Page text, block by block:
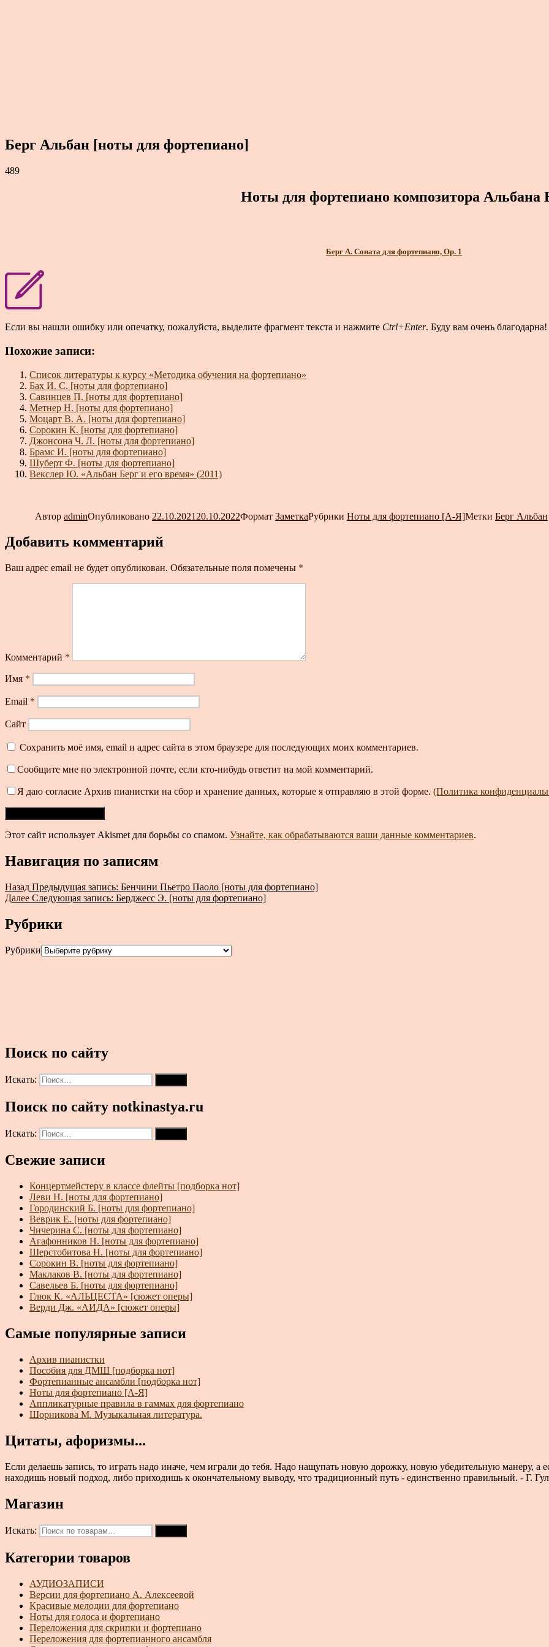
Берг Альбан [ноты для фортепиано]
489
Ноты для фортепиано композитора Альбана
Берг А. Соната для фортепиано, Op. 1
Если вы нашли ошибку или опечатку, пожалуйста, выделите фрагмент текста и нажмите Ctrl+Enter. Буду вам очень благодарна!
Похожие записи:
Список литературы к курсу «Методика обучения на фортепиано»
Бах И. С. [ноты для фортепиано]
Савинцев П. [ноты для фортепиано]
Метнер Н. [ноты для фортепиано]
Моцарт В. А. [ноты для фортепиано]
Сорокин К. [ноты для фортепиано]
Джонсона Ч. Л. [ноты для фортепиано]
Брамс И. [ноты для фортепиано]
Шуберт Ф. [ноты для фортепиано]
Векслер Ю. «Альбан Берг и его время» (2011)
Автор adminОпубликовано 22.10.2021 20.10.2022Формат ЗаметкаРубрики Ноты для фортепиано [А-Я]Метки Берг Альбан
Добавить комментарий
Ваш адрес email не будет опубликован. Обязательные поля помечены *
Комментарий *
Имя *
Email *
Сайт
Сохранить моё имя, email и адрес сайта в этом браузере для последующих моих комментариев.
Сообщите мне по электронной почте, если кто-нибудь ответит на мой комментарий.
Я даю согласие Архив пианистки на сбор и хранение данных, которые я отправляю в этой форме. (Политика
Этот сайт использует Akismet для борьбы со спамом. Узнайте, как обрабатываются ваши данные комментариев.
Навигация по записям
Назад Предыдущая запись: Бенчини Пьетро Паоло [ноты для фортепиано]
Далее Следующая запись: Берджесс Э. [ноты для фортепиано]
Рубрики
Рубрики
Поиск по сайту
Искать:
Поиск по сайту notkinastya.ru
Искать:
Свежие записи
Концертмейстеру в классе флейты [подборка нот]
Леви Н. [ноты для фортепиано]
Городинский Б. [ноты для фортепиано]
Веврик Е. [ноты для фортепиано]
Чичерина С. [ноты для фортепиано]
Агафонников Н. [ноты для фортепиано]
Шерстобитова Н. [ноты для фортепиано]
Сорокин В. [ноты для фортепиано]
Маклаков В. [ноты для фортепиано]
Савельев Б. [ноты для фортепиано]
Глюк К. «АЛЬЦЕСТА» [сюжет оперы]
Верди Дж. «АИДА» [сюжет оперы]
Самые популярные записи
Архив пианистки
Пособия для ДМШ [подборка нот]
Фортепианные ансамбли [подборка нот]
Ноты для фортепиано [А-Я]
Аппликатурные правила в гаммах для фортепиано
Шорникова М. Музыкальная литература.
Цитаты, афоризмы...
Если делаешь запись, то играть надо иначе, чем играли до тебя. Надо нащупать новую дорожку, новую убедительную манеру, а
находишь новый подход, либо приходишь к окончательному выводу, что традиционный путь - единственно правильный. - Г.
Магазин
Искать:
Категории товаров
АУДИОЗАПИСИ
Версии для фортепиано А. Алексеевой
Красивые мелодии для фортепиано
Ноты для голоса и фортепиано
Переложения для скрипки и фортепиано
Переложения для фортепианного ансамбля